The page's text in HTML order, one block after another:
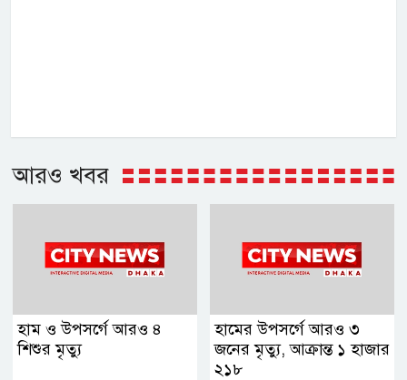
আরও খবর
হাম ও উপসর্গে আরও ৪
শিশুর মৃত্যু
হামের উপসর্গে আরও ৩
জনের মৃত্যু, আক্রান্ত ১ হাজার
২১৮